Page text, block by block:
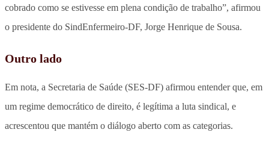
cobrado como se estivesse em plena condição de trabalho”, afirmou
o presidente do SindEnfermeiro-DF, Jorge Henrique de Sousa.
Outro lado
Em nota, a Secretaria de Saúde (SES-DF) afirmou entender que, em
um regime democrático de direito, é legítima a luta sindical, e
acrescentou que mantém o diálogo aberto com as categorias.